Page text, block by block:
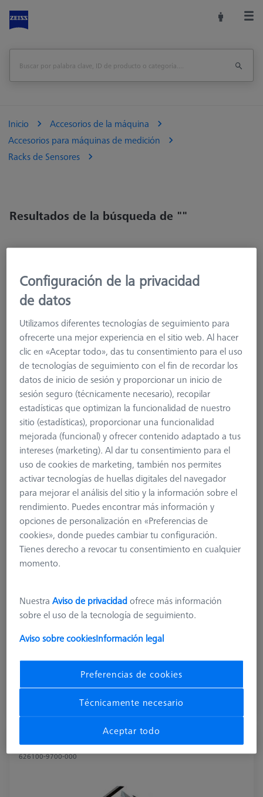
Inicio
Accesorios de la máquina
Accesorios para máquinas de medición
Racks de Sensores
Resultados de la búsqueda de ""
Bastidor Multisensor (MSR) triple para O-
INSPECT 543 y 863
626100-9382-002
Application
Store
Machine
Measuring volume X axis
150
más el IVA
ProMax para ZEISS O-INSPECT 322
626100-9700-000
Configuración de la privacidad
de datos
Utilizamos diferentes tecnologías de seguimiento para
ofrecerte una mejor experiencia en el sitio web. Al hacer
clic en «Aceptar todo», das tu consentimiento para el uso
de tecnologías de seguimiento con el fin de recordar los
datos de inicio de sesión y proporcionar un inicio de
sesión seguro (técnicamente necesario), recopilar
estadísticas que optimizan la funcionalidad de nuestro
sitio (estadísticas), proporcionar una funcionalidad
mejorada (funcional) y ofrecer contenido adaptado a tus
intereses (marketing). Al dar tu consentimiento para el
uso de cookies de marketing, también nos permites
activar tecnologías de huellas digitales del navegador
para mejorar el análisis del sitio y la información sobre el
rendimiento. Puedes encontrar más información y
opciones de personalización en «Preferencias de
cookies», donde puedes cambiar tu configuración.
Tienes derecho a revocar tu consentimiento en cualquier
momento.
NuestraAviso de privacidadofrece más información
sobre el uso de la tecnología de seguimiento.
Aviso sobre cookiesInformación legal
Preferencias de cookies
Técnicamente necesario
Aceptar todo